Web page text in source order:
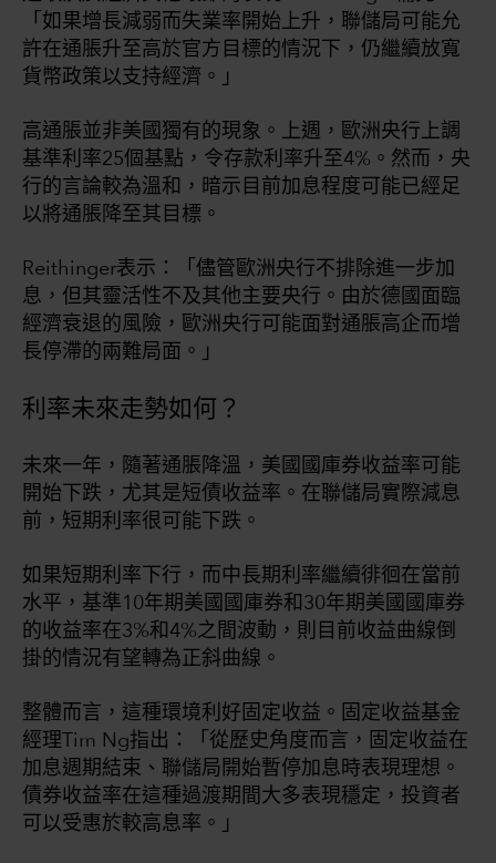
「如果增長減弱而失業率開始上升，聯儲局可能允
許在通脹升至高於官方目標的情況下，仍繼續放寬
貨幣政策以支持經濟。」
高通脹並非美國獨有的現象。上週，歐洲央行上調
基準利率25個基點，令存款利率升至4%。然而，央
行的言論較為溫和，暗示目前加息程度可能已經足
以將通脹降至其目標。
Reithinger表示：「儘管歐洲央行不排除進一步加
息，但其靈活性不及其他主要央行。由於德國面臨
經濟衰退的風險，歐洲央行可能面對通脹高企而增
長停滯的兩難局面。」
利率未來走勢如何？
未來一年，隨著通脹降溫，美國國庫券收益率可能
開始下跌，尤其是短債收益率。在聯儲局實際減息
前，短期利率很可能下跌。
如果短期利率下行，而中長期利率繼續徘徊在當前
水平，基準10年期美國國庫券和30年期美國國庫券
的收益率在3%和4%之間波動，則目前收益曲線倒
掛的情況有望轉為正斜曲線。
整體而言，這種環境利好固定收益。固定收益基金
經理Tim Ng指出：「從歷史角度而言，固定收益在
加息週期結束、聯儲局開始暫停加息時表現理想。
債券收益率在這種過渡期間大多表現穩定，投資者
可以受惠於較高息率。」